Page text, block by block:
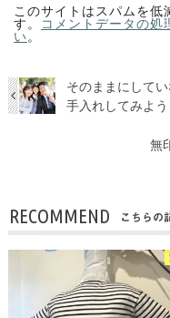
このサイトはスパムを
す。 コメントデータの
い。
そのままにして
手入れしてみよう
無
RECOMMEND こちらの